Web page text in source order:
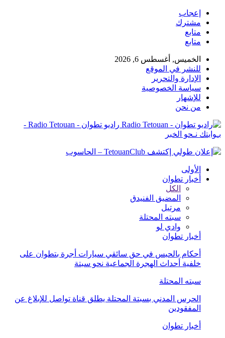
إعجاب
مشترك
متابع
متابع
الخميس, أغسطس 6, 2026
للنشر في الموقع
الإدارة والتحرير
سياسة الخصوصية
للإشهار
من نحن
راديو تطوان - Radio Tetouan -
بـوابتك نـحو الخبر
الأولى
أخبار تطوان
الكل
المضيق الفنيدق
مرتيل
سبته المحتلة
وادي لو
أخبار تطوان
أحكام بالحبس في حق سائقي سيارات أجرة بتطوان على
خلفية أحداث الهجرة الجماعية نحو سبتة
سبته المحتلة
الحرس المدني بسبتة المحتلة يطلق قناة تواصل للإبلاغ عن
المفقودين
أخبار تطوان